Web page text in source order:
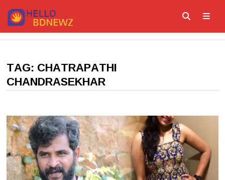
Skip
to
content
TAG:CHATRAPATHI
CHANDRASEKHAR